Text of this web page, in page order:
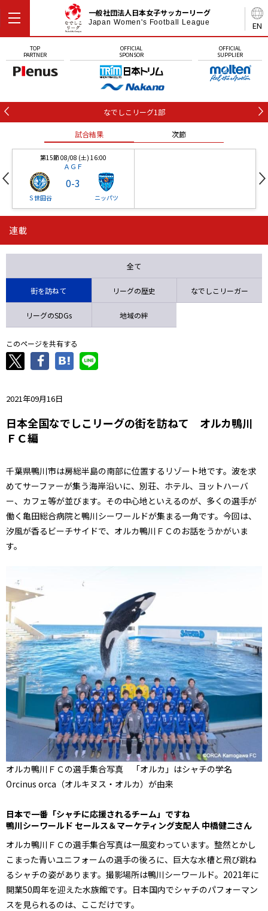
EN
一般社団法人日本女子サッカーリーグ
Japan Women's Football League
TOP
PARTNER
OFFICIAL
SPONSOR
OFFICIAL
SUPPLIER
なでしこリーグ1部
試合結果 次節
第15節 08/08 (土) 16:00
ＡＧＦ
Ｓ世田谷
0-3
ニッパツ
ニッパツ 石人の星
連載
全て
街を訪ねて リーグの歴史 なでしこリーガー
リーグのSDGs 地域の絆
このページを共有する
2021年09月16日
日本全国なでしこリーグの街を訪ねて オルカ鴨川
ＦＣ編
千葉県鴨川市は房総半島の南部に位置するリゾート地です。波を求
めてサーファーが集う海岸沿いに、別荘、ホテル、ヨットハーバ
ー、カフェ等が並びます。その中心地といえるのが、多くの選手が
働く亀田総合病院と鴨川シーワールドが集まる一角です。今回は、
汐風が香るビーチサイドで、オルカ鴨川ＦＣのお話をうかがいま
す。
オルカ鴨川ＦＣの選手集合写真 「オルカ」はシャチの学名
Orcinus orca（オルキヌス・オルカ）が由来
日本で一番「シャチに応援されるチーム」ですね
鴨川シーワールド セールス＆マーケティング支配人 中橋健二さん
オルカ鴨川ＦＣの選手集合写真は一風変わっています。整然とかし
こまった青いユニフォームの選手の後ろに、巨大な水槽と飛び跳ね
るシャチの姿があります。撮影場所は鴨川シーワールド。2021年に
開業50周年を迎えた水族館です。日本国内でシャチのパフォーマン
スを見られるのは、ここだけです。